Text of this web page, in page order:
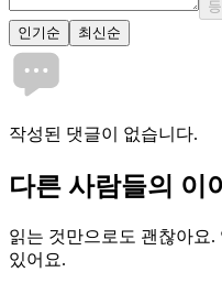
인기순
최신순
작성된 댓글이 없습니다.
다른 사람들의 이
읽는 것만으로도 괜찮아요
있어요.